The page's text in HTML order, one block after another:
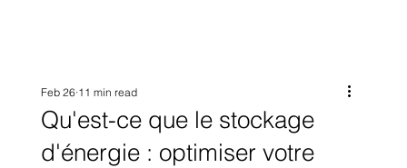
Qu'est-ce que le stockage
d'énergie : optimiser votre
Feb 26 11 min read